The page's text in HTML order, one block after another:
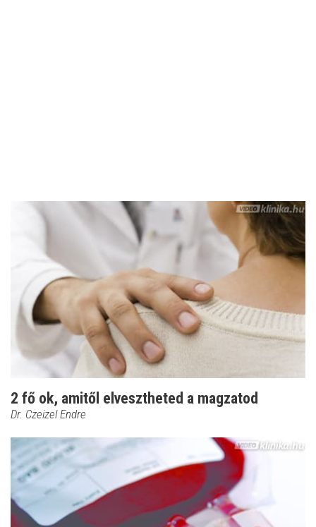
2 fő ok, amitől elvesztheted a magzatod
Dr. Czeizel Endre